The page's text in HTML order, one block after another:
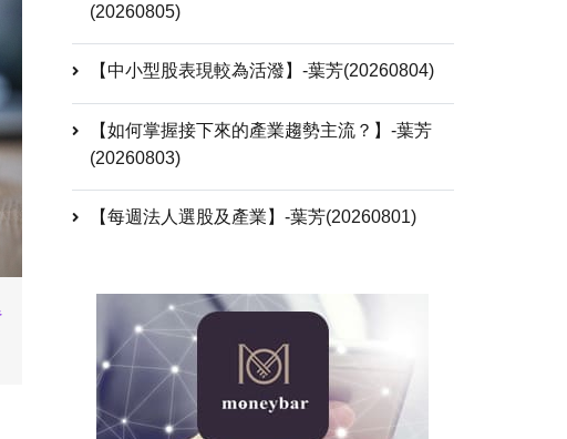
(20260805)
【中小型股表現較為活潑】-葉芳(20260804)
【如何掌握接下來的產業趨勢主流？】-葉芳
(20260803)
【每週法人選股及產業】-葉芳(20260801)